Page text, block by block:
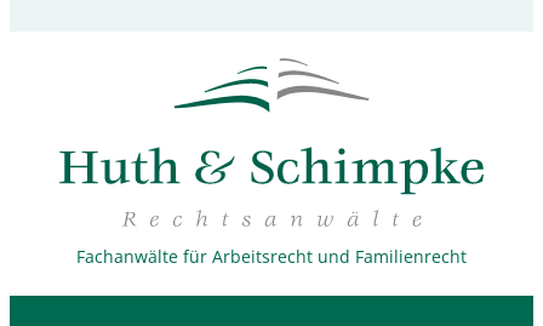
Fachanwälte für Arbeitsrecht und Familienrecht